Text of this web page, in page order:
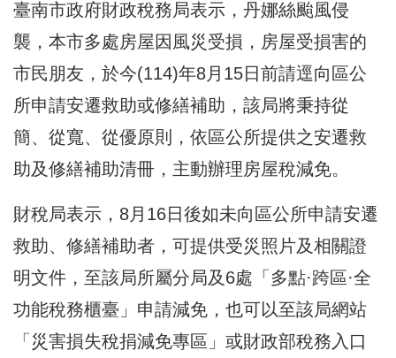
臺南市政府財政稅務局表示，丹娜絲颱風侵
襲，本市多處房屋因風災受損，房屋受損害的
市民朋友，於今(114)年8月15日前請逕向區公
所申請安遷救助或修繕補助，該局將秉持從
簡、從寬、從優原則，依區公所提供之安遷救
助及修繕補助清冊，主動辦理房屋稅減免。
財稅局表示，8月16日後如未向區公所申請安遷
救助、修繕補助者，可提供受災照片及相關證
明文件，至該局所屬分局及6處「多點·跨區·全
功能稅務櫃臺」申請減免，也可以至該局網站
「災害損失稅捐減免專區」或財政部稅務入口